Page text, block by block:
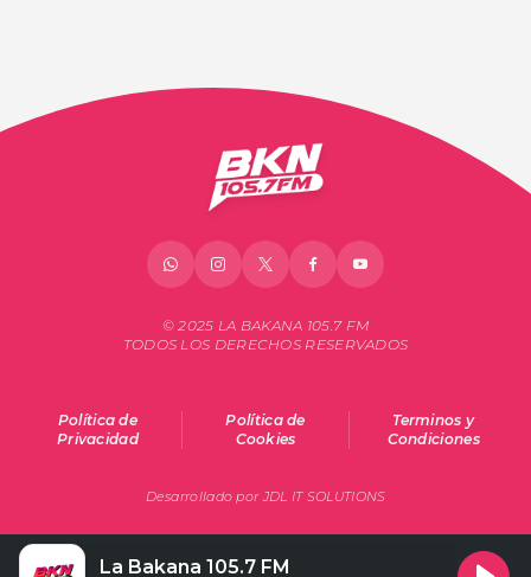
© 2025 LA BAKANA 105.7 FM
TODOS LOS DERECHOS RESERVADOS
Política de
Privacidad
Política de
Cookies
Terminos y
Condiciones
Desarrollado por JDL IT SOLUTIONS
La Bakana 105.7 FM